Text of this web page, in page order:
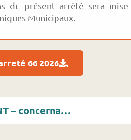
du présent arrêté sera mise
Municipaux.
66 2026
Arrêté 270 2025 de voirie PERMANENT – concernant les travaux d’entretien courant et d’urgence sur les voies communales par la société CITEOS